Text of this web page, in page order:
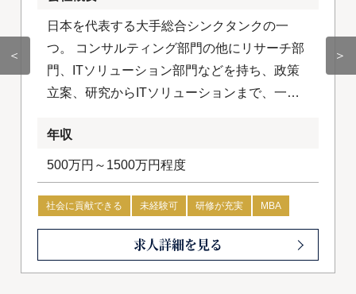
＜
日本を代表する大手総合シンクタンクの一
つ。 コンサルティング部門の他にリサーチ部
門、ITソリューション部門などを持ち、政策
立案、研究からITソリューションまで、一気
年収
500万円～1500万円程度
社会に貢献できる 未経験可 研修が充実 MBA
求人詳細を見る
＞